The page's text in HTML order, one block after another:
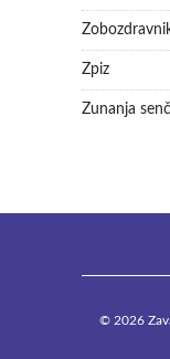
Zpiz
Zunanja
© 2026